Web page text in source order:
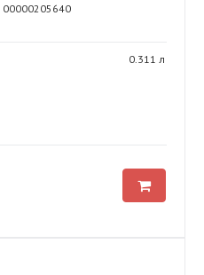
00000205640
0.311 л